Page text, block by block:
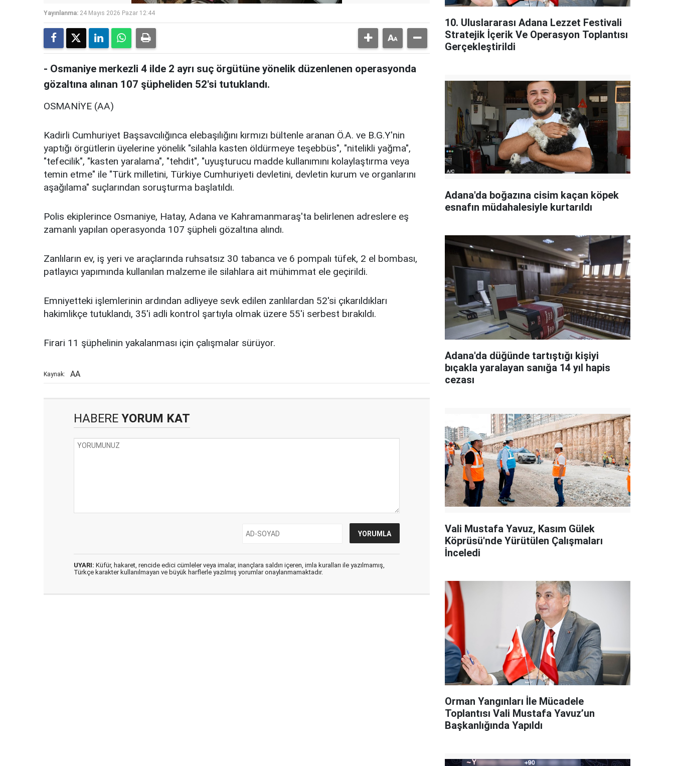
Yayınlanma: 24 Mayıs 2026 Pazar 12:44
- Osmaniye merkezli 4 ilde 2 ayrı suç örgütüne yönelik düzenlenen operasyonda
gözaltına alınan 107 şüpheliden 52'si tutuklandı.
OSMANİYE (AA)
Kadirli Cumhuriyet Başsavcılığınca elebaşılığını kırmızı bültenle aranan Ö.A. ve B.G.Y'nin
yaptığı örgütlerin üyelerine yönelik "silahla kasten öldürmeye teşebbüs", "nitelikli yağma",
"tefecilik", "kasten yaralama", "tehdit", "uyuşturucu madde kullanımını kolaylaştırma veya
temin etme" ile "Türk milletini, Türkiye Cumhuriyeti devletini, devletin kurum ve organlarını
aşağılama" suçlarından soruşturma başlatıldı.
Polis ekiplerince Osmaniye, Hatay, Adana ve Kahramanmaraş'ta belirlenen adreslere eş
zamanlı yapılan operasyonda 107 şüpheli gözaltına alındı.
Zanlıların ev, iş yeri ve araçlarında ruhsatsız 30 tabanca ve 6 pompalı tüfek, 2 el bombası,
patlayıcı yapımında kullanılan malzeme ile silahlara ait mühimmat ele geçirildi.
Emniyetteki işlemlerinin ardından adliyeye sevk edilen zanlılardan 52'si çıkarıldıkları
hakimlikçe tutuklandı, 35'i adli kontrol şartıyla olmak üzere 55'i serbest bırakıldı.
Firari 11 şüphelinin yakalanması için çalışmalar sürüyor.
Kaynak: AA
HABERE YORUM KAT
UYARI: Küfür, hakaret, rencide edici cümleler veya imalar, inançlara saldırı içeren, imla kuralları ile yazılmamış,
Türkçe karakter kullanılmayan ve büyük harflerle yazılmış yorumlar onaylanmamaktadır.
10. Uluslararası Adana Lezzet Festivali
Stratejik İçerik Ve Operasyon Toplantısı
Gerçekleştirildi
Adana'da boğazına cisim kaçan köpek
esnafın müdahalesiyle kurtarıldı
Adana'da düğünde tartıştığı kişiyi
bıçakla yaralayan sanığa 14 yıl hapis
cezası
Vali Mustafa Yavuz, Kasım Gülek
Köprüsü'nde Yürütülen Çalışmaları
İnceledi
Orman Yangınları İle Mücadele
Toplantısı Vali Mustafa Yavuz’un
Başkanlığında Yapıldı